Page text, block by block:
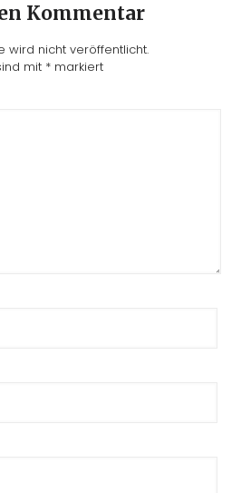
Kommentar
wird nicht veröffentlicht.
mit * markiert